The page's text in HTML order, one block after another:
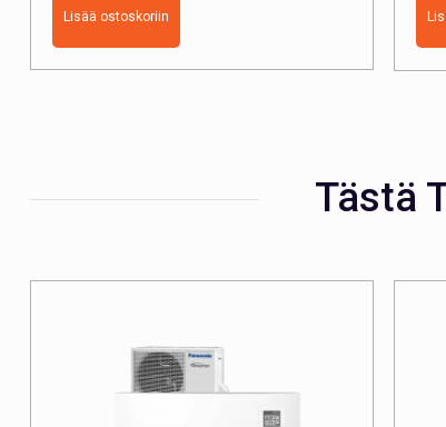
Lisää ostoskoriin
Tästä